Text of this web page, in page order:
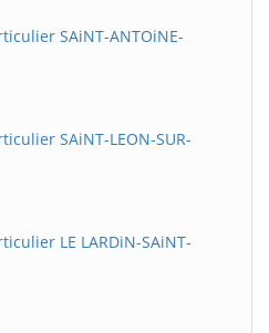
SAiNT-ANTOiNE-
SAiNT-LEON-SUR-
LE LARDiN-SAiNT-